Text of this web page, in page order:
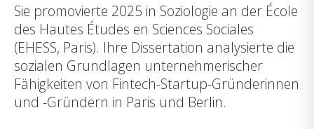
Sie promovierte 2025 in Soziologie an der École
des Hautes Études en Sciences Sociales
(EHESS, Paris). Ihre Dissertation analysierte die
sozialen Grundlagen unternehmerischer
Fähigkeiten von Fintech-Startup-Gründerinnen
und -Gründern in Paris und Berlin.